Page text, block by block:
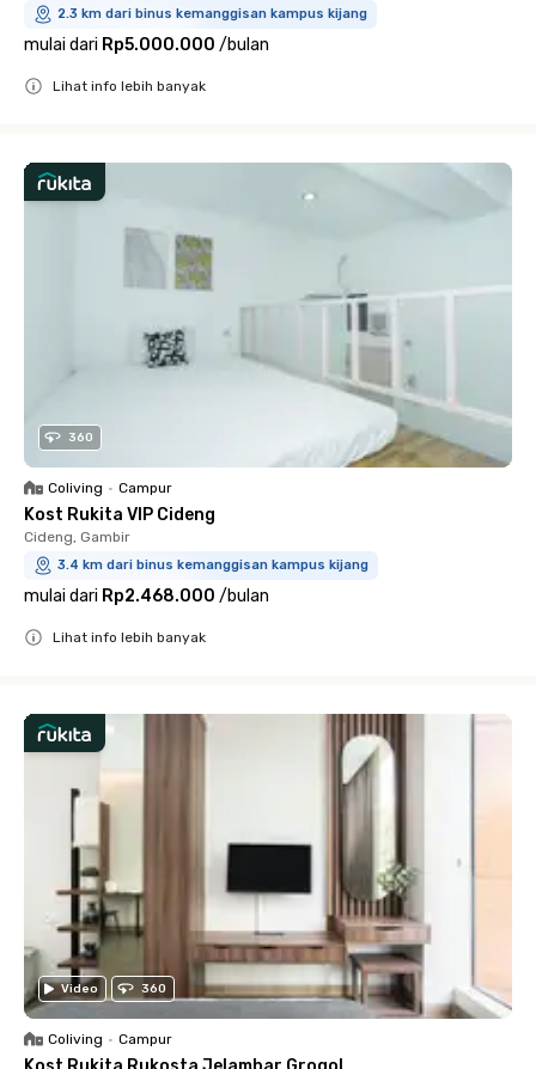
2.3 km dari binus kemanggisan kampus kijang
mulai dari Rp5.000.000 /bulan
Lihat info lebih banyak
360
Coliving • Campur
Kost Rukita VIP Cideng
Cideng, Gambir
3.4 km dari binus kemanggisan kampus kijang
mulai dari Rp2.468.000 /bulan
Lihat info lebih banyak
Video 360
Coliving • Campur